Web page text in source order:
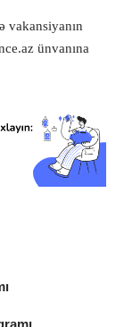
vakansiyanın
ünvanına